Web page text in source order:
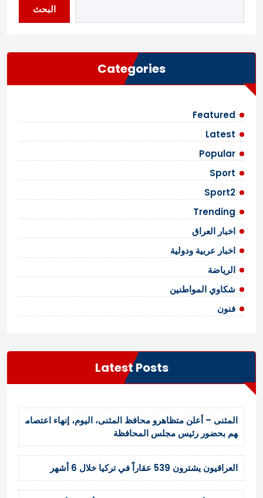
البحث
Categories
Featured
Latest
Popular
Sport
Sport2
Trending
اخبار العراق
اخبار عربية ودولية
الرياضة
شكاوي المواطنين
فنون
Latest Posts
المثنى – أعلن متظاهرو محافظ المثنى، اليوم، إنهاء اعتصام
هم بحضور رئيس مجلس المحافظة
العراقيون يشترون 539 عقاراً في تركيا خلال 6 أشهر